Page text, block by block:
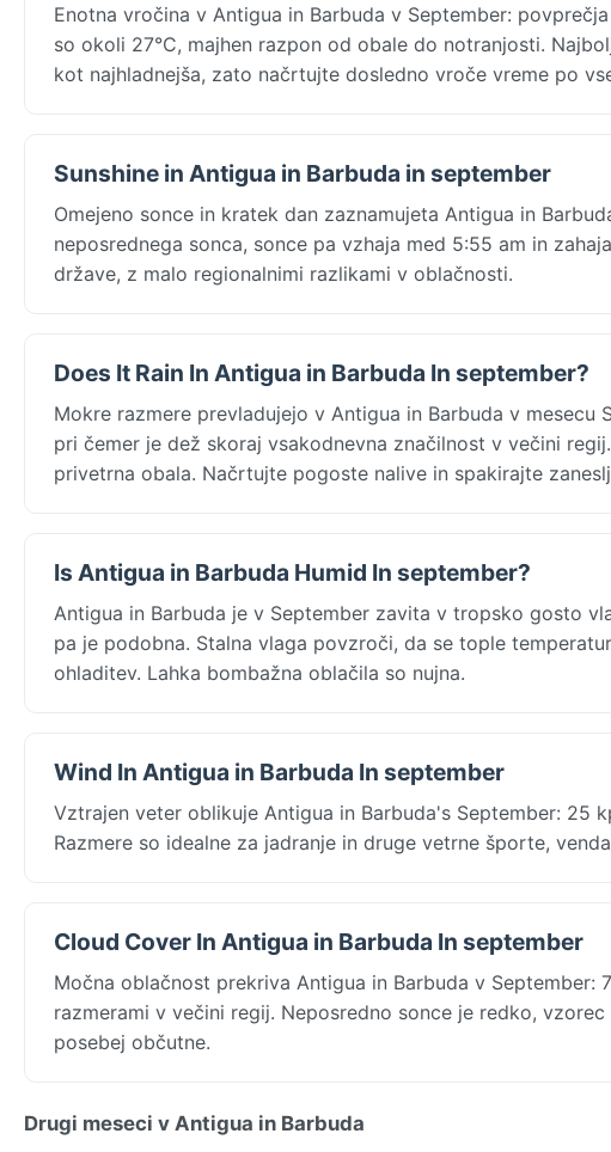
Enotna vročina v Antigua in Barbuda v September:
so okoli 27°C, majhen razpon od obale do notranjosti.
kot najhladnejša, zato načrtujte dosledno vroče vreme po
Sunshine in Antigua in Barbuda in september
Omejeno sonce in kratek dan zaznamujeta Antigua in
neposrednega sonca, sonce pa vzhaja med 5:55 am in
države, z malo regionalnimi razlikami v oblačnosti.
Does It Rain In Antigua in Barbuda In september?
Mokre razmere prevladujejo v Antigua in Barbuda v
pri čemer je dež skoraj vsakodnevna značilnost v večini
privetrna obala. Načrtujte pogoste nalive in spakirajte
Is Antigua in Barbuda Humid In september?
Antigua in Barbuda je v September zavita v tropsko gosto
pa je podobna. Stalna vlaga povzroči, da se tople
ohladitev. Lahka bombažna oblačila so nujna.
Wind In Antigua in Barbuda In september
Vztrajen veter oblikuje Antigua in Barbuda's September: 25
Razmere so idealne za jadranje in druge vetrne športe,
Cloud Cover In Antigua in Barbuda In september
Močna oblačnost prekriva Antigua in Barbuda v September:
razmerami v večini regij. Neposredno sonce je redko,
posebej občutne.
Drugi meseci v Antigua in Barbuda